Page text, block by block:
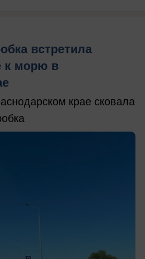
встретила
к морю в
крае сковала